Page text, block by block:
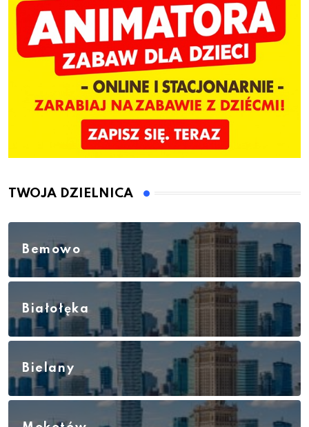
TWOJA DZIELNICA
Bemowo
Białołęka
Bielany